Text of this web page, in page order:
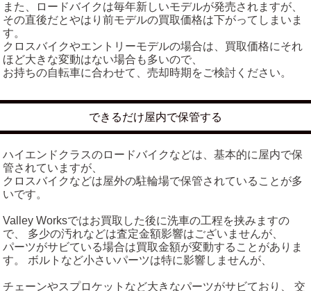
また、ロードバイクは毎年新しいモデルが発売されますが、
その直後だとやはり前モデルの買取価格は下がってしまいま
す。
クロスバイクやエントリーモデルの場合は、買取価格にそれ
ほど大きな変動はない場合も多いので、
お持ちの自転車に合わせて、売却時期をご検討ください。
できるだけ屋内で保管する
ハイエンドクラスのロードバイクなどは、基本的に屋内で保
管されていますが、
クロスバイクなどは屋外の駐輪場で保管されていることが多
いです。
Valley Worksではお買取した後に洗車の工程を挟みますの
で、 多少の汚れなどは査定金額影響はございませんが、
パーツがサビている場合は買取金額が変動することがありま
す。 ボルトなど小さいパーツは特に影響しませんが、
チェーンやスプロケットなど大きなパーツがサビており、 交